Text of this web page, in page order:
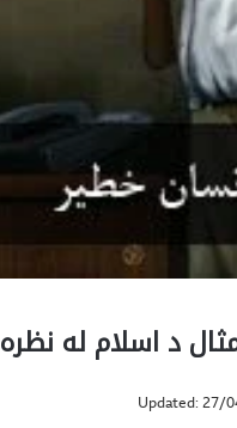
د اسلام له نظره
Updated: 27/